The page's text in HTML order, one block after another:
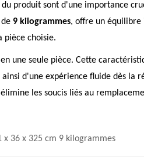
produit sont d'une importance
9 kilogrammes, offre un
pièce choisie.
une seule pièce. Cette
d'une expérience fluide dès la
les soucis liés au
x 36 x 325 cm 9 kilogrammes